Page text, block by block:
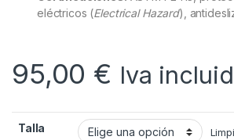
eléctricos (Electrical Hazard),
95,00 € Iva
Talla